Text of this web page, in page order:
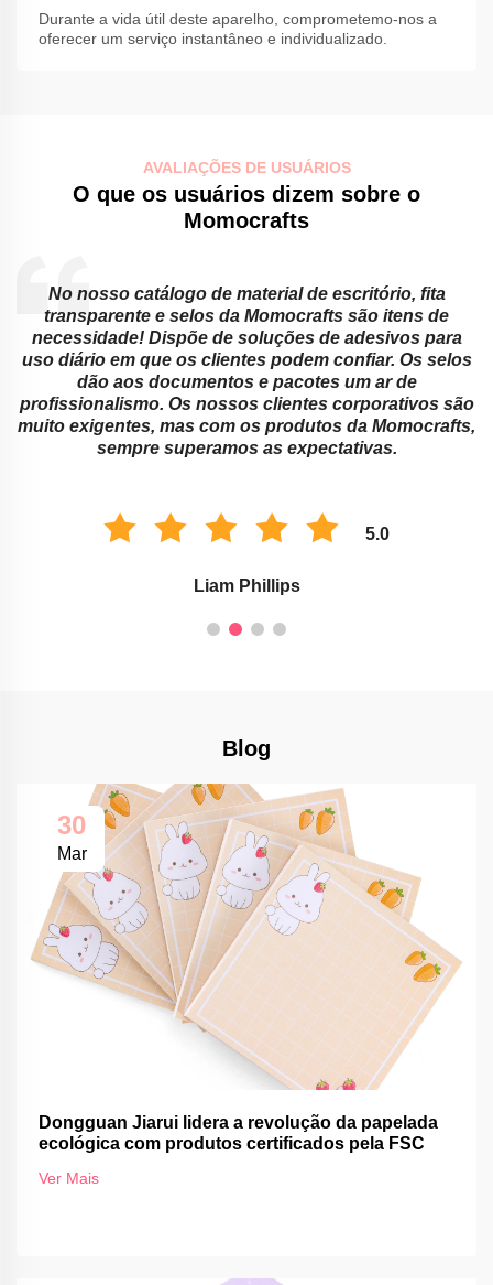
Durante a vida útil deste aparelho, comprometemo-nos a
oferecer um serviço instantâneo e individualizado.
AVALIAÇÕES DE USUÁRIOS
O que os usuários dizem sobre o
Momocrafts
No nosso catálogo de material de escritório, fita
transparente e selos da Momocrafts são itens de
necessidade! Dispõe de soluções de adesivos para
uso diário em que os clientes podem confiar. Os selos
dão aos documentos e pacotes um ar de
profissionalismo. Os nossos clientes corporativos são
muito exigentes, mas com os produtos da Momocrafts,
sempre superamos as expectativas.
5.0
Liam Phillips
Blog
30
Mar
Dongguan Jiarui lidera a revolução da papelada
ecológica com produtos certificados pela FSC
Ver Mais